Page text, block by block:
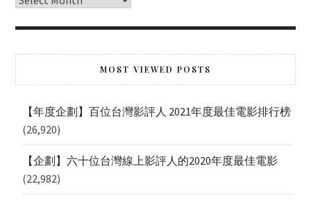
MOST VIEWED POSTS
【年度企劃】百位台灣影評人 2021年度最佳電影排行榜
(26,920)
【企劃】六十位台灣線上影評人的2020年度最佳電影
(22,982)